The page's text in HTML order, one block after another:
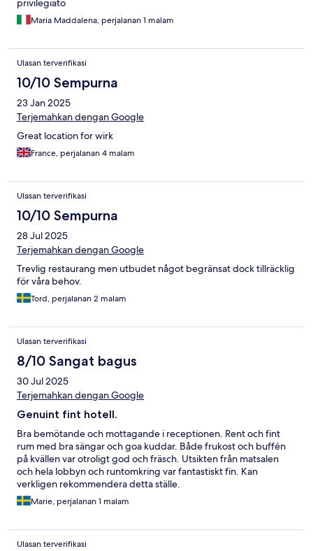
privilegiato
Maria Maddalena, perjalanan 1 malam
Ulasan terverifikasi
10/10 Sempurna
23 Jan 2025
Terjemahkan dengan Google
Great location for wirk
France, perjalanan 4 malam
Ulasan terverifikasi
10/10 Sempurna
28 Jul 2025
Terjemahkan dengan Google
Trevlig restaurang men utbudet något begränsat dock tillräcklig
för våra behov.
Tord, perjalanan 2 malam
Ulasan terverifikasi
8/10 Sangat bagus
30 Jul 2025
Terjemahkan dengan Google
Genuint fint hotell.
Bra bemötande och mottagande i receptionen. Rent och fint
rum med bra sängar och goa kuddar. Både frukost och buffén
på kvällen var otroligt god och fräsch. Utsikten från matsalen
och hela lobbyn och runtomkring var fantastiskt fin. Kan
verkligen rekommendera detta ställe.
Marie, perjalanan 1 malam
Ulasan terverifikasi